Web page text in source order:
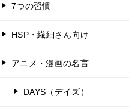
7つの習慣
HSP・繊細さん向け
アニメ・漫画の名言
DAYS（デイズ）